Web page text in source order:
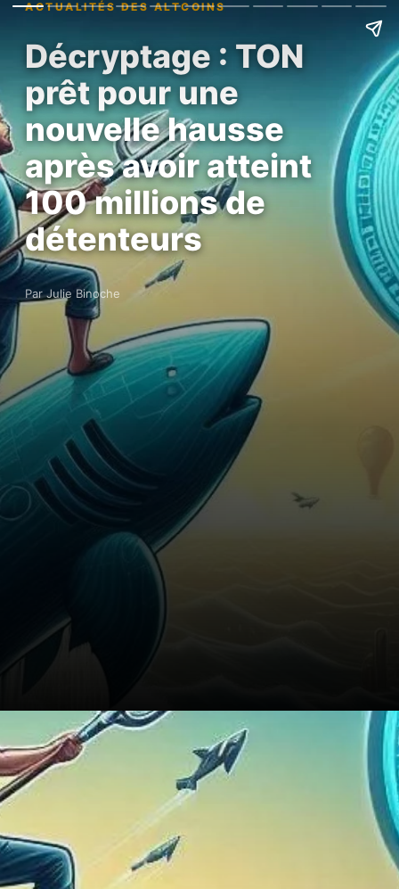
ACTUALITÉS DES ALTCOINS
Décryptage : TON
prêt pour une
nouvelle hausse
après avoir atteint
100 millions de
détenteurs
Par Julie Binoche